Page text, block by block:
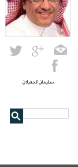
سليمان الجعيلان